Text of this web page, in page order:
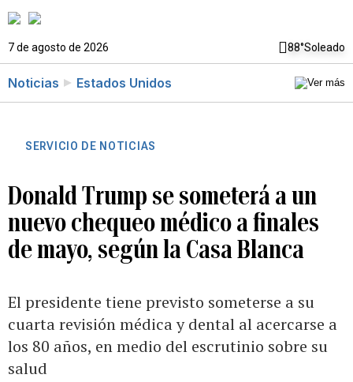
7 de agosto de 2026 88°Soleado
Noticias Estados Unidos
SERVICIO DE NOTICIAS
Donald Trump se someterá a un
nuevo chequeo médico a finales
de mayo, según la Casa Blanca
El presidente tiene previsto someterse a su
cuarta revisión médica y dental al acercarse a
los 80 años, en medio del escrutinio sobre su
salud